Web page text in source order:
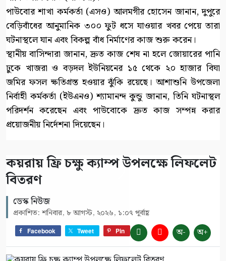
পাউবোর শাখা কর্মকর্তা (এসও) আলমগীর হোসেন জানান, দুপুরে
বেড়িবাঁধের আনুমানিক ৩০০ ফুট ধসে যাওয়ার খবর পেয়ে তারা
ঘটনাস্থলে যান এবং বিকল্প বাঁধ নির্মাণের কাজ শুরু করেন।
স্থানীয় বাসিন্দারা জানান, দ্রুত কাজ শেষ না হলে জোয়ারের পানি
ঢুকে খাজরা ও বড়দল ইউনিয়নের ১৫ থেকে ২০ হাজার বিঘা
জমির ফসল ক্ষতিগ্রস্ত হওয়ার ঝুঁকি রয়েছে। আশাশুনি উপজেলা
নির্বাহী কর্মকর্তা (ইউএনও) শ্যামানন্দ কুন্ডু জানান, তিনি ঘটনাস্থল
পরিদর্শন করেছেন এবং পাউবোকে দ্রুত কাজ সম্পন্ন করার
প্রয়োজনীয় নির্দেশনা দিয়েছেন।
কয়রায় ফ্রি চক্ষু ক্যাম্প উপলক্ষে লিফলেট
বিতরণ
ডেস্ক নিউজ
প্রকাশিত: শনিবার, ৮ আগস্ট, ২০২৬, ১:০৭ পূর্বাহ্ণ
Facebook Tweet Pin অ- অ+